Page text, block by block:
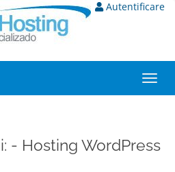
Autentificare
- Hosting WordPress